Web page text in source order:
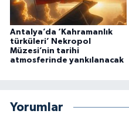
Antalya’da ‘Kahramanlık
türküleri’ Nekropol
Müzesi’nin tarihi
atmosferinde yankılanacak
Yorumlar